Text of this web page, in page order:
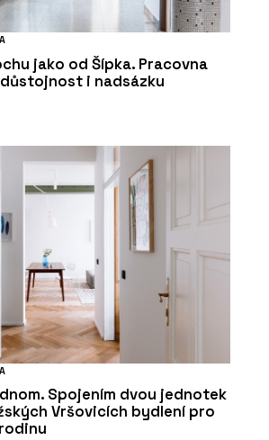
jako od Šípka. Pracovna
i nadsázku
Spojením dvou jednotek
Vršovicích bydlení pro